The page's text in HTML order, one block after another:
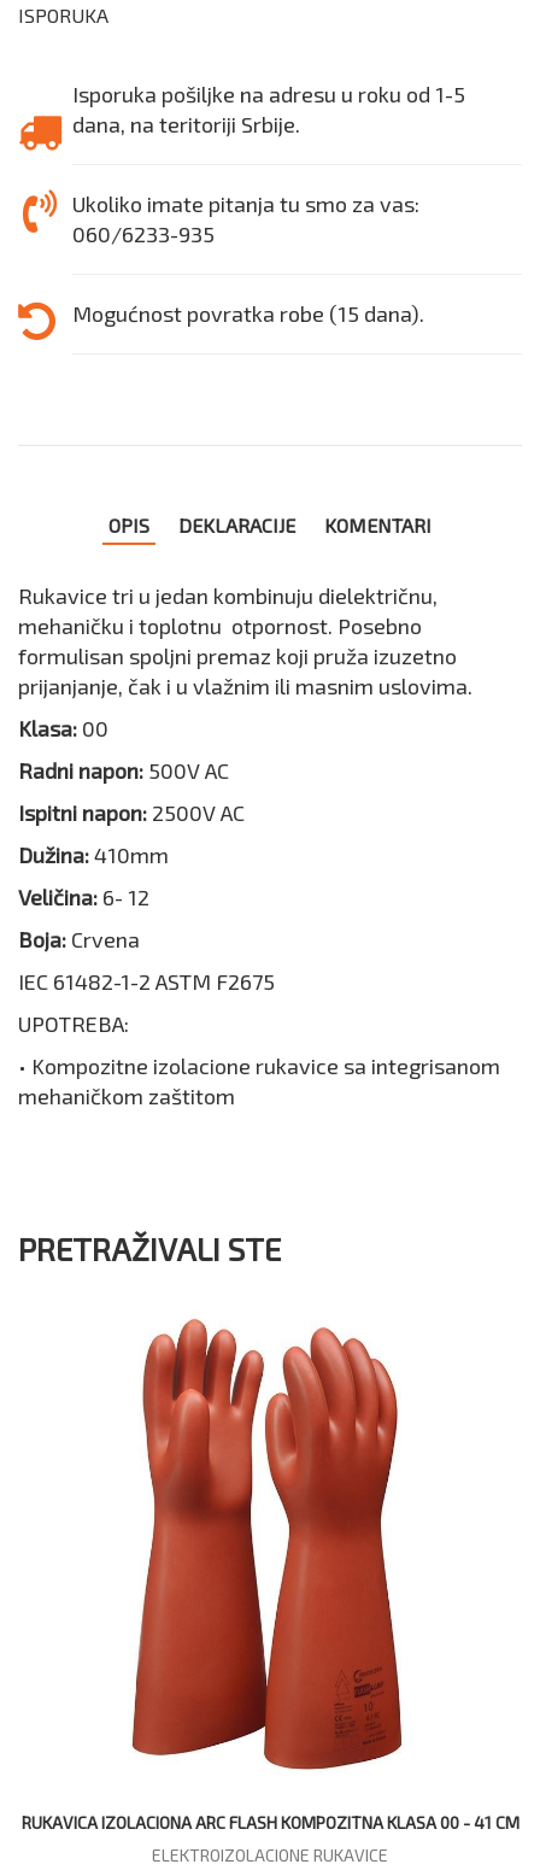
ISPORUKA
Isporuka pošiljke na adresu u roku od 1-5
dana, na teritoriji Srbije.
Ukoliko imate pitanja tu smo za vas:
060/6233-935
Mogućnost povratka robe (15 dana).
OPIS DEKLARACIJE KOMENTARI
Rukavice tri u jedan kombinuju dielektričnu,
mehaničku i toplotnu otpornost. Posebno
formulisan spoljni premaz koji pruža izuzetno
prijanjanje, čak i u vlažnim ili masnim uslovima.
Klasa: 00
Radni napon: 500V AC
Ispitni napon: 2500V AC
Dužina:410mm
Veličina: 6- 12
Boja: Crvena
IEC 61482-1-2 ASTM F2675
UPOTREBA:
• Kompozitne izolacione rukavice sa integrisanom
mehaničkom zaštitom
PRETRAŽIVALI STE
RUKAVICA IZOLACIONA ARC FLASH KOMPOZITNA KLASA 00 - 41 CM
ELEKTROIZOLACIONE RUKAVICE